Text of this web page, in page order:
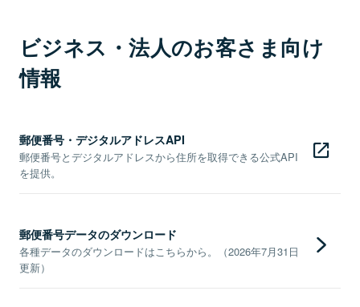
ビジネス・法人のお客さま向け
情報
郵便番号・デジタルアドレスAPI
郵便番号とデジタルアドレスから住所を取得できる公式API
を提供。
郵便番号データのダウンロード
各種データのダウンロードはこちらから。（2026年7月31日
更新）